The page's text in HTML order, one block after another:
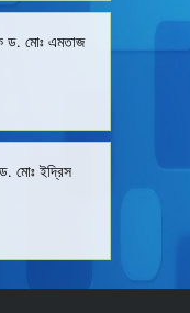
ড. মোঃ এমতাজ
মোঃ ইদ্রিস